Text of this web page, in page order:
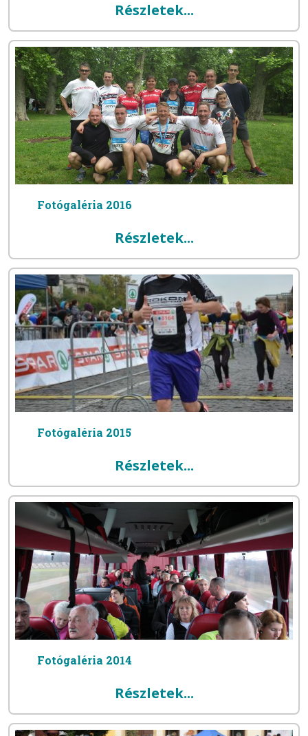
Részletek...
Fotógaléria 2016
Részletek...
Fotógaléria 2015
Részletek...
Fotógaléria 2014
Részletek...